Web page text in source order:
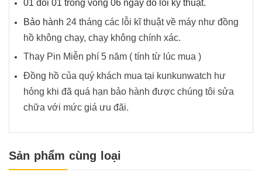
01 đổi 01 trong vòng 06 ngày do lỗi kỹ thuật.
Bảo hành 24 tháng các lỗi kĩ thuật về máy như đồng
hồ không chạy, chạy không chính xác.
Thay Pin Miễn phí 5 năm ( tính từ lúc mua )
Đồng hồ của quý khách mua tại kunkunwatch hư
hỏng khi đã quá hạn bảo hành được chúng tôi sửa
chữa với mức giá ưu đãi.
Sản phẩm cùng loại